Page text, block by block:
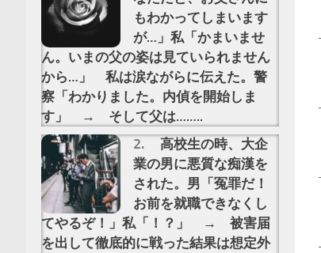
もわかってしまいます
が…」私「かまいませ
ん。いまの父の姿は見ていられません
から…」 私は涙ながらに伝えた。警
察「わかりました。内偵を開始しま
す」 → そして父は……..
高校生の時、大企
業の男に悪質な痴漢を
された。男「冤罪だ！
お前を就職できなくし
てやるぞ！」私「！？」 → 被害届
を出して徹底的に戦った結果は想定外